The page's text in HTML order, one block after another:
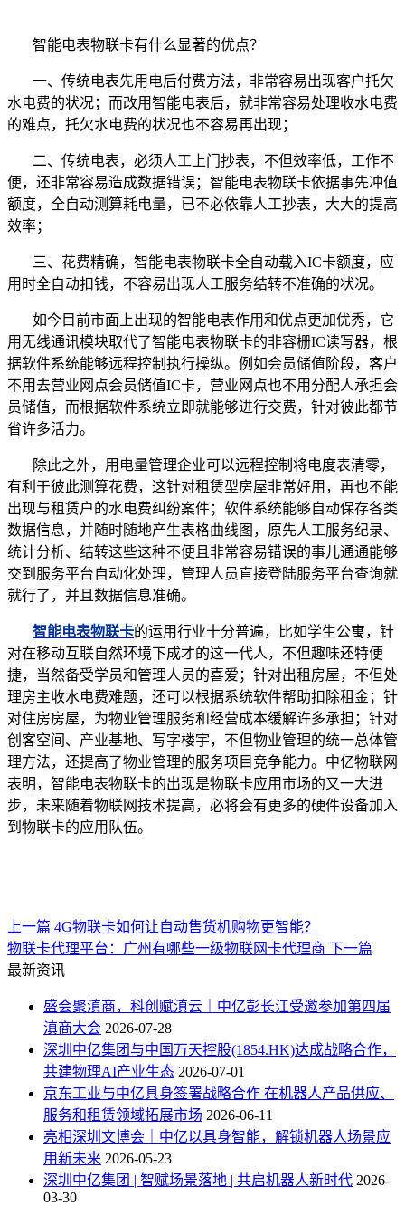
智能电表物联卡有什么显著的优点？
一、传统电表先用电后付费方法，非常容易出现客户托欠
水电费的状况；而改用智能电表后，就非常容易处理收水电费
的难点，托欠水电费的状况也不容易再出现；
二、传统电表，必须人工上门抄表，不但效率低，工作不
便，还非常容易造成数据错误；智能电表物联卡依据事先冲值
额度，全自动测算耗电量，已不必依靠人工抄表，大大的提高
效率；
三、花费精确，智能电表物联卡全自动载入IC卡额度，应
用时全自动扣钱，不容易出现人工服务结转不准确的状况。
如今目前市面上出现的智能电表作用和优点更加优秀，它
用无线通讯模块取代了智能电表物联卡的非容栅IC读写器，根
据软件系统能够远程控制执行操纵。例如会员储值阶段，客户
不用去营业网点会员储值IC卡，营业网点也不用分配人承担会
员储值，而根据软件系统立即就能够进行交费，针对彼此都节
省许多活力。
除此之外，用电量管理企业可以远程控制将电度表清零，
有利于彼此测算花费，这针对租赁型房屋非常好用，再也不能
出现与租赁户的水电费纠纷案件；软件系统能够自动保存各类
数据信息，并随时随地产生表格曲线图，原先人工服务纪录、
统计分析、结转这些这种不便且非常容易错误的事儿通通能够
交到服务平台自动化处理，管理人员直接登陆服务平台查询就
就行了，并且数据信息准确。
智能电表物联卡的运用行业十分普遍，比如学生公寓，针
对在移动互联自然环境下成才的这一代人，不但趣味还特便
捷，当然备受学员和管理人员的喜爱；针对出租房屋，不但处
理房主收水电费难题，还可以根据系统软件帮助扣除租金；针
对住房房屋，为物业管理服务和经营成本缓解许多承担；针对
创客空间、产业基地、写字楼宇，不但物业管理的统一总体管
理方法，还提高了物业管理的服务项目竞争能力。中亿物联网
表明，智能电表物联卡的出现是物联卡应用市场的又一大进
步，未来随着物联网技术提高，必将会有更多的硬件设备加入
到物联卡的应用队伍。
上一篇 4G物联卡如何让自动售货机购物更智能？
物联卡代理平台：广州有哪些一级物联网卡代理商 下一篇
最新资讯
盛会聚滇商，科创赋滇云｜中亿彭长江受邀参加第四届
滇商大会 2026-07-28
深圳中亿集团与中国万天控股(1854.HK)达成战略合作，
共建物理AI产业生态 2026-07-01
京东工业与中亿具身签署战略合作 在机器人产品供应、
服务和租赁领域拓展市场 2026-06-11
亮相深圳文博会｜中亿以具身智能，解锁机器人场景应
用新未来 2026-05-23
深圳中亿集团 | 智赋场景落地 | 共启机器人新时代 2026-
03-30